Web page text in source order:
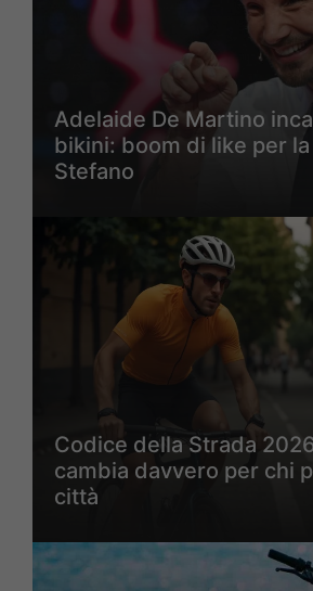
Adelaide De Martino
bikini: boom di like per
Stefano
Codice della Strada
cambia davvero per chi
città